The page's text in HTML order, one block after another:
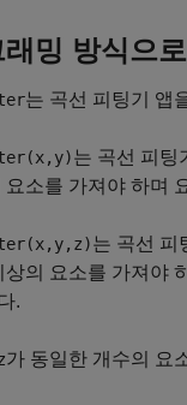
밍 방식으
는 곡선 피팅기 앱
는 곡선 피팅
요소를 가져야 하며
는 곡선 피
상의 요소를 가져야
.
가 동일한 개수의 요